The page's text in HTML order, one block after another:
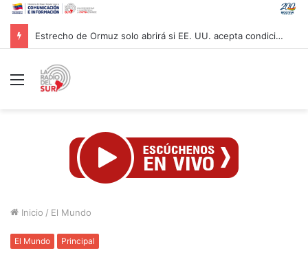
Rusia lanza un ataque con armas de alta precisión contra la industria militar en Kiev
Menú
Inicio / El Mundo
El Mundo Principal